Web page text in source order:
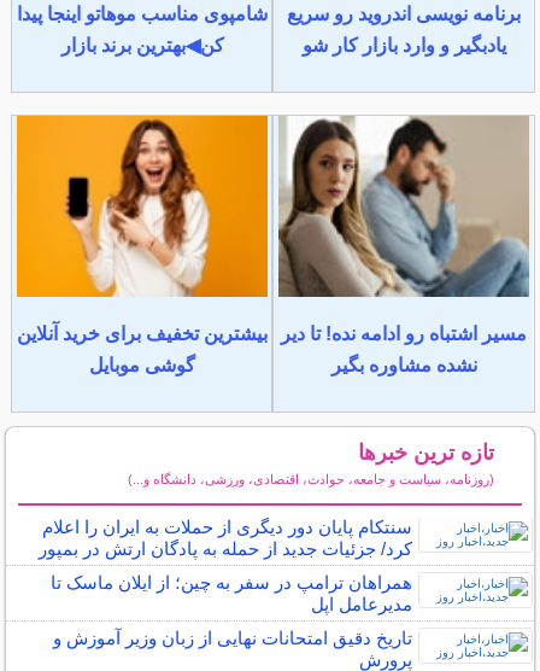
برنامه نویسی اندروید رو سریع
یادبگیر و وارد بازار کار شو
شامپوی مناسب موهاتو اینجا پیدا
کن◀بهترین برند بازار
مسیر اشتباه رو ادامه نده! تا دیر
نشده مشاوره بگیر
بیشترین تخفیف برای خرید آنلاین
گوشی موبایل
تازه ترین خبرها
(روزنامه، سیاست و جامعه، حوادث، اقتصادی، ورزشی، دانشگاه و...)
سنتکام پایان دور دیگری از حملات به ایران را اعلام
کرد/ جزئیات جدید از حمله به پادگان ارتش در بمپور
همراهان ترامپ در سفر به چین؛ از ایلان ماسک تا
مدیرعامل اپل
تاریخ دقیق امتحانات نهایی از زبان وزیر آموزش و
پرورش